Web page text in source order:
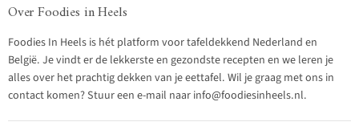
Over Foodies in Heels
Foodies In Heels is hét platform voor tafeldekkend Nederland en
België. Je vindt er de lekkerste en gezondste recepten en we leren je
alles over het prachtig dekken van je eettafel. Wil je graag met ons in
contact komen? Stuur een e-mail naar info@foodiesinheels.nl.